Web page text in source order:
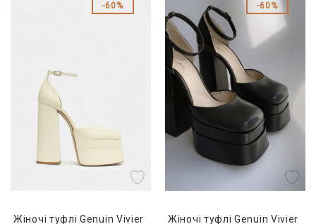
60%
Жіночі туфлі Genuin Vivier
60%
Жіночі туфлі Genuin Vivier